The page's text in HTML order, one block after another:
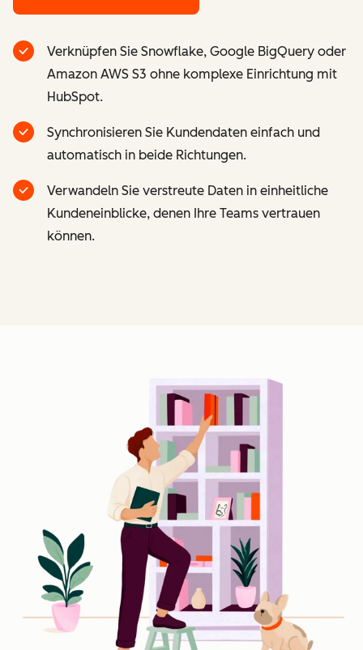
Verknüpfen Sie Snowflake, Google BigQuery oder
Amazon AWS S3 ohne komplexe Einrichtung mit
HubSpot.
Synchronisieren Sie Kundendaten einfach und
automatisch in beide Richtungen.
Verwandeln Sie verstreute Daten in einheitliche
Kundeneinblicke, denen Ihre Teams vertrauen
können.